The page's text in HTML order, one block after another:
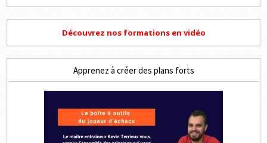
Découvrez nos formations en vidéo
Apprenez à créer des plans forts